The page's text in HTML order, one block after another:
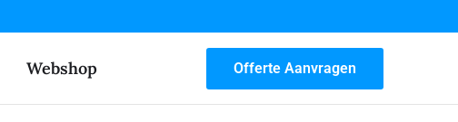
Webshop Offerte Aanvragen